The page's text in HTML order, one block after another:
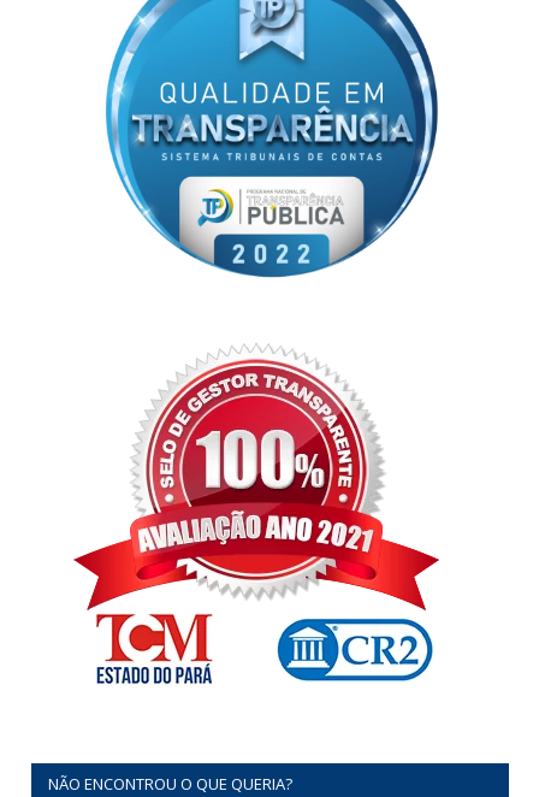
NÃO ENCONTROU O QUE QUERIA?